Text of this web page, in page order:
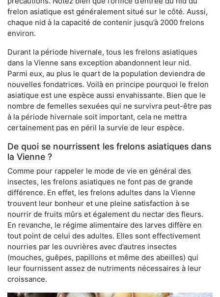
frelon asiatique est généralement situé sur le côté. Aussi,
chaque nid à la capacité de contenir jusqu’à 2000 frelons
environ.
Durant la période hivernale, tous les frelons asiatiques
dans la Vienne sans exception abandonnent leur nid.
Parmi eux, au plus le quart de la population deviendra de
nouvelles fondatrices. Voilà en principe pourquoi le frelon
asiatique est une espèce aussi envahissante. Bien que le
nombre de femelles sexuées qui ne survivra peut-être pas
à la période hivernale soit important, cela ne mettra
certainement pas en péril la survie de leur espèce.
De quoi se nourrissent les frelons asiatiques dans
la Vienne ?
Comme pour rappeler le mode de vie en général des
insectes, les frelons asiatiques ne font pas de grande
différence. En effet, les frelons adultes dans la Vienne
trouvent leur bonheur et une pleine satisfaction à se
nourrir de fruits mûrs et également du nectar des fleurs.
En revanche, le régime alimentaire des larves diffère en
tout point de celui des adultes. Elles sont effectivement
nourries par les ouvrières avec d’autres insectes
(mouches, guêpes, papillons et même des abeilles) qui
leur fournissent assez de nutriments nécessaires à leur
croissance.